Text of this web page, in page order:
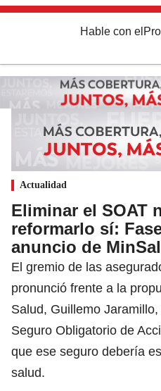
Hable con el
Actualidad
Eliminar el SOAT
reformarlo sí:
anuncio de
El gremio de las
pronunció frente a la
Salud, Guillemo
Seguro Obligatorio de
que ese seguro debería
salud.